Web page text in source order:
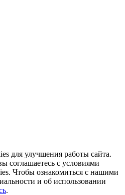
для улучшения работы сайта.
соглашаетесь с условиями
Чтобы ознакомиться с нашими
и об использовании
.